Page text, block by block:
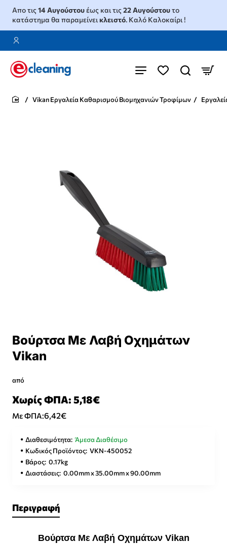
Απο τις14 Αυγούστουέως και τις22 Αυγούστουτο
κατάστημα θα παραμείνεικλειστό. Καλό Καλοκαίρι !
Vikan Εργαλεία Καθαρισμού Βιομηχανιών Τροφίμων
⭐️ Top Brand
Βούρτσα Με Λαβή Οχημάτων
Vikan
από
Με ΦΠΑ:6,42€
Χωρίς ΦΠΑ: 5,18€
Διαθεσιμότητα: Άμεσα Διαθέσιμο
Κωδικός Προϊόντος: VKN-450052
Βάρος: 0.17kg
Διαστάσεις: 0.00mm x 35.00mm x 90.00mm
Περιγραφή
Βούρτσα Με Λαβή Οχημάτων Vikan